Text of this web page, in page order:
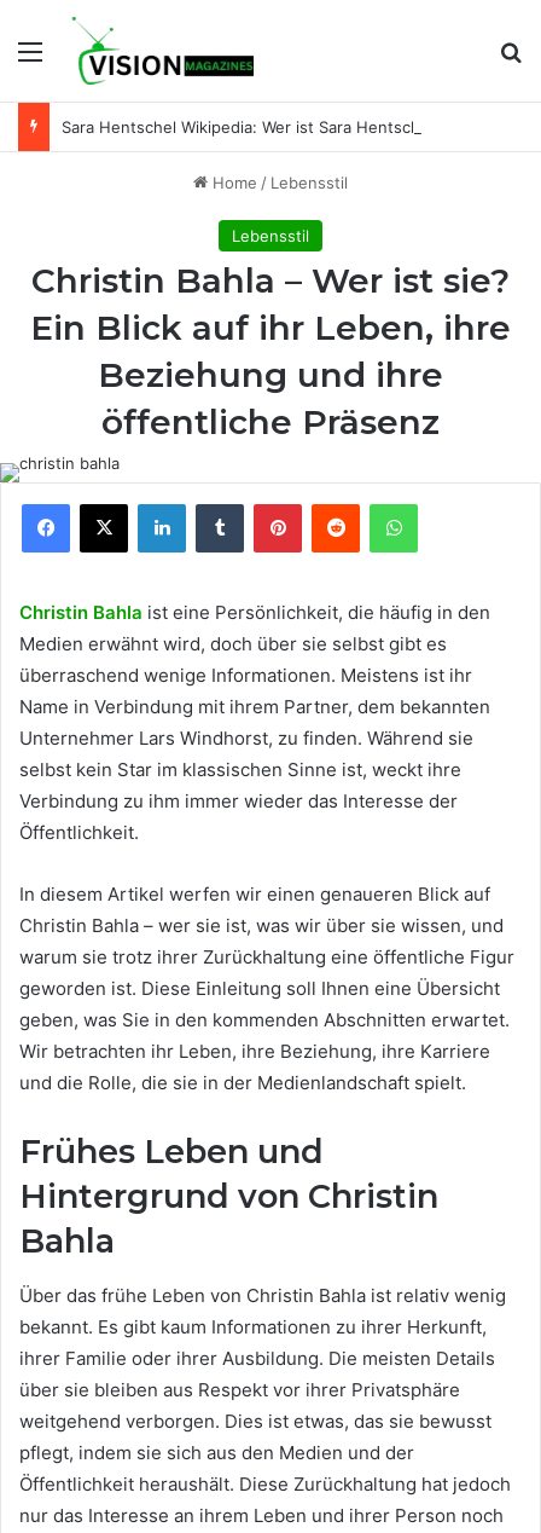
Menu
Home / Lebensstil
Lebensstil
Christin Bahla – Wer ist sie?
Ein Blick auf ihr Leben, ihre
Beziehung und ihre
öffentliche Präsenz
Facebook
X LinkedInTumblr PinterestReddit WhatsApp
Christin Bahla ist eine Persönlichkeit, die häufig in den
Medien erwähnt wird, doch über sie selbst gibt es
überraschend wenige Informationen. Meistens ist ihr
Name in Verbindung mit ihrem Partner, dem bekannten
Unternehmer Lars Windhorst, zu finden. Während sie
selbst kein Star im klassischen Sinne ist, weckt ihre
Verbindung zu ihm immer wieder das Interesse der
Öffentlichkeit.
In diesem Artikel werfen wir einen genaueren Blick auf
Christin Bahla – wer sie ist, was wir über sie wissen, und
warum sie trotz ihrer Zurückhaltung eine öffentliche Figur
geworden ist. Diese Einleitung soll Ihnen eine Übersicht
geben, was Sie in den kommenden Abschnitten erwartet.
Wir betrachten ihr Leben, ihre Beziehung, ihre Karriere
und die Rolle, die sie in der Medienlandschaft spielt.
Frühes Leben und
Hintergrund von Christin
Bahla
Über das frühe Leben von Christin Bahla ist relativ wenig
bekannt. Es gibt kaum Informationen zu ihrer Herkunft,
ihrer Familie oder ihrer Ausbildung. Die meisten Details
über sie bleiben aus Respekt vor ihrer Privatsphäre
weitgehend verborgen. Dies ist etwas, das sie bewusst
pflegt, indem sie sich aus den Medien und der
Öffentlichkeit heraushält. Diese Zurückhaltung hat jedoch
nur das Interesse an ihrem Leben und ihrer Person noch